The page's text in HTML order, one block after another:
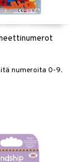
numeroita 0-9.